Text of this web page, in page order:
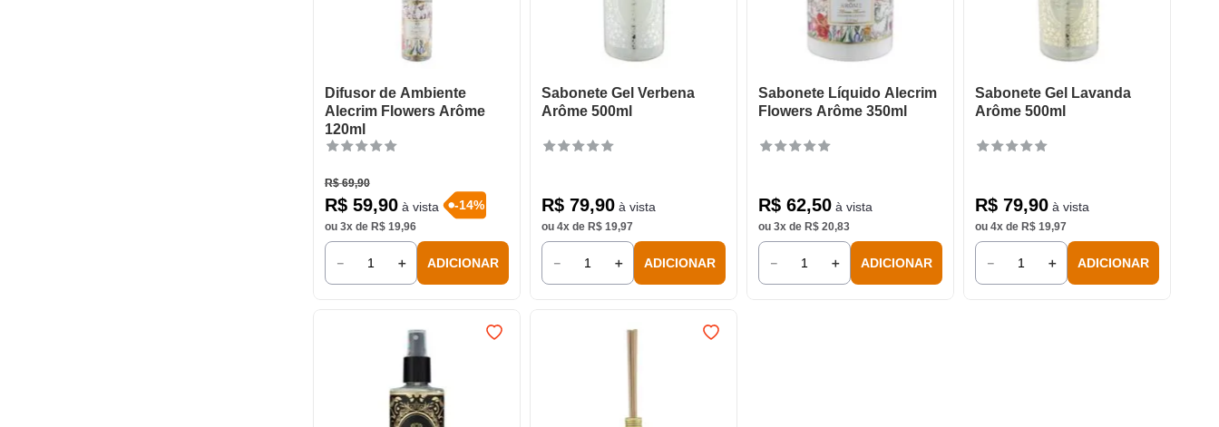
Difusor de Ambiente
Alecrim Flowers Arôme
120ml
R$ 69,90
R$ 59,90à vista -14%
ou 3x de R$ 19,96
＋
－ ADICIONAR
Sabonete Gel Verbena
Arôme 500ml
R$ 79,90à vista
ou 4x de R$ 19,97
＋
－ ADICIONAR
Sabonete Líquido Alecrim
Flowers Arôme 350ml
R$ 62,50à vista
ou 3x de R$ 20,83
＋
－ ADICIONAR
Sabonete Gel Lavanda
Arôme 500ml
R$ 79,90à vista
ou 4x de R$ 19,97
＋
－ ADICIONAR